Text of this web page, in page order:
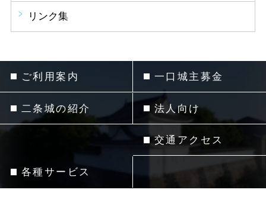
リンク集
ご利用案内
二条城の紹介
各種サービス
一口城主募金
法人向け
交通アクセス